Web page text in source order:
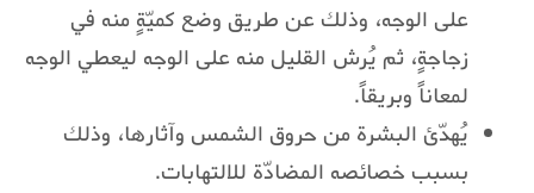
على الوجه، وذلك عن طريق وضع كميّةٍ منه في
زجاجةٍ، ثم يُرش القليل منه على الوجه ليعطي الوجه
لمعاناً وبريقاً.
يُهدّئ البشرة من حروق الشمس وآثارها، وذلك
بسبب خصائصه المضادّة للالتهابات.